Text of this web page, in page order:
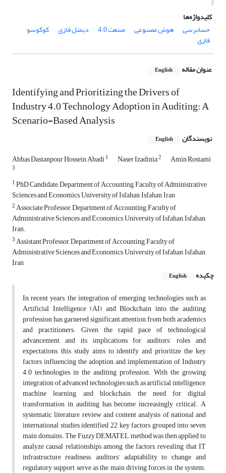
کلیدواژه‌ها
حسابرسی
هوش مصنوعی صنعت 4.0 دیمتل فازی کوکوسو
فازی
عنوان مقاله English
Identifying and Prioritizing the Drivers of
Industry 4.0 Technology Adoption in Auditing: A
Scenario-Based Analysis
نویسندگان English
Abbas Dastanpour Hossein Abadi1 Naser Izadinia2 Amin Rostami
3
1PhD Candidate, Department of Accounting, Faculty of Administrative
Sciences and Economics, University of Isfahan, Isfahan, Iran
2Associate Professor, Department of Accounting, Faculty of
Administrative Sciences and Economics, University of Isfahan, Isfahan,
Iran.
3Assistant Professor, Department of Accounting, Faculty of
Administrative Sciences and Economics, University of Isfahan, Isfahan,
Iran
چکیده
English
In recent years, the integration of emerging technologies such as
Artificial Intelligence (AI) and Blockchain into the auditing
profession has garnered significant attention from both academics
and practitioners. Given the rapid pace of technological
advancement and its implications for auditors’ roles and
expectations, this study aims to identify and prioritize the key
factors influencing the adoption and implementation of Industry
4.0 technologies in the auditing profession. With the growing
integration of advanced technologies such as artificial intelligence,
machine learning, and blockchain, the need for digital
transformation in auditing has become increasingly critical. A
systematic literature review and content analysis of national and
international studies identified 22 key factors grouped into seven
main domains. The Fuzzy DEMATEL method was then applied to
analyze causal relationships among the factors, revealing that IT
infrastructure readiness, auditors’ adaptability to change, and
regulatory support serve as the main driving forces in the system.